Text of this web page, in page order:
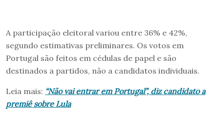
A participação eleitoral variou entre 36% e 42%,
segundo estimativas preliminares. Os votos em
Portugal são feitos em cédulas de papel e são
destinados a partidos, não a candidatos individuais.
Leia mais: “Não vai entrar em Portugal”, diz candidato a
premiê sobre Lula